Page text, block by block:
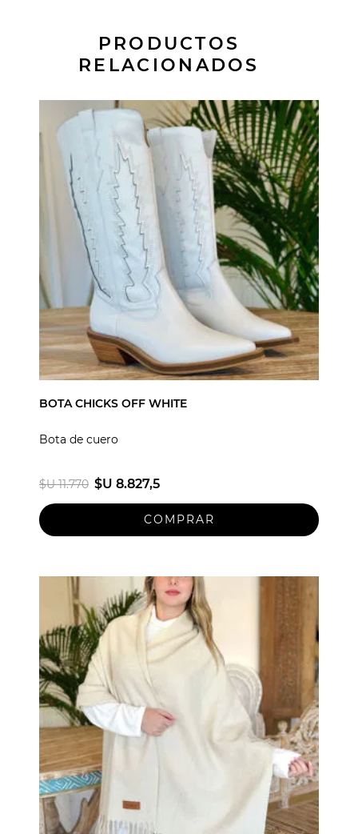
PRODUCTOS
RELACIONADOS
BOTA CHICKS OFF WHITE
Bota de cuero
$U 11.770 $U 8.827,5